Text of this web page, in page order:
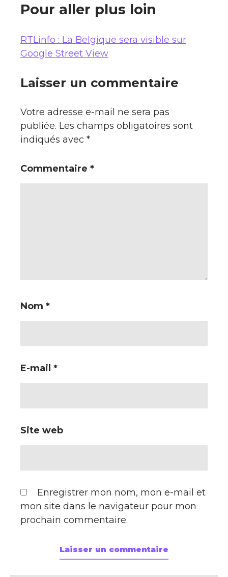
Pour aller plus loin
RTLinfo : La Belgique sera visible sur
Google Street View
Laisser un commentaire
Votre adresse e-mail ne sera pas
publiée. Les champs obligatoires sont
indiqués avec *
Commentaire *
Nom *
E-mail *
Site web
Enregistrer mon nom, mon e-mail et
mon site dans le navigateur pour mon
prochain commentaire.